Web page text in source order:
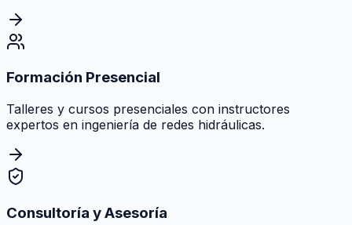
Formación Presencial
Talleres y cursos presenciales con instructores
expertos en ingeniería de redes hidráulicas.
Consultoría y Asesoría